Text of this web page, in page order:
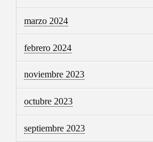
marzo 2024
febrero 2024
noviembre 2023
octubre 2023
septiembre 2023